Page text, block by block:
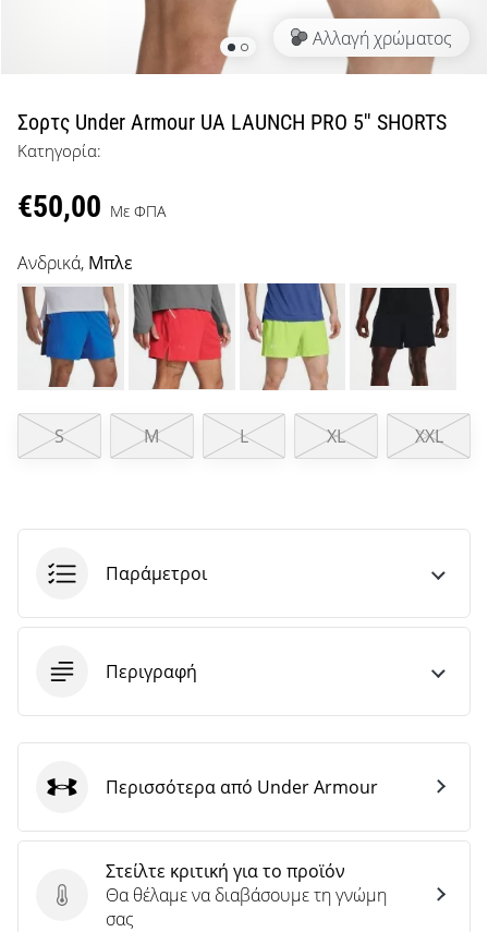
μπάσκετ
όπως
εμείς;
μαζί
ως
πρεσβευτής
της
μάρκας
μας.
Εμφάνιση
Αλλαγή χρώματος
Σορτς Under Armour UA LAUNCH PRO 5'' SHORTS
Κατηγορία:
€50,00 Με ΦΠΑ
Ανδρικά, Μπλε
S M L XL XXL
Παράμετροι
Περιγραφή
Στείλτε κριτική για το προϊόν
Στείλτε κριτική για το προϊόν
Θα θέλαμε να διαβάσουμε τη γνώμη
σας
Under Armour
Περισσότερα από Under Armour